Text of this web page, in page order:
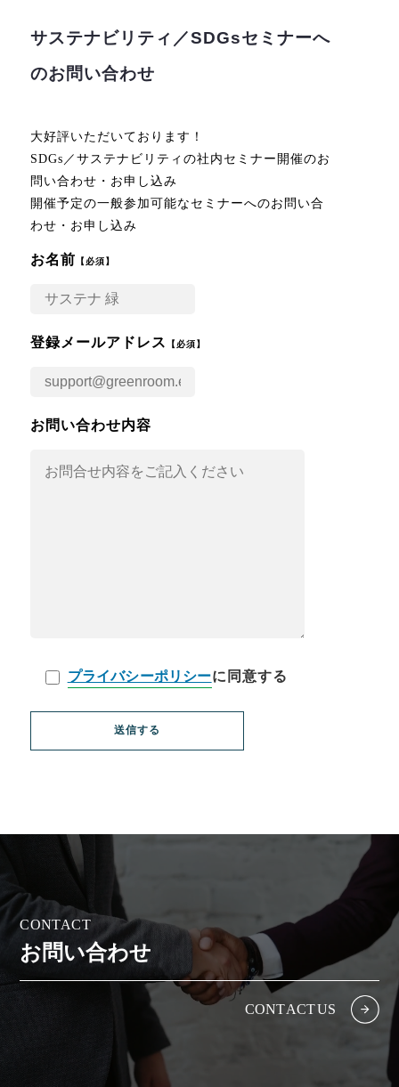
サステナビリティ／SDGsセミナーへ
のお問い合わせ
大好評いただいております！
SDGs／サステナビリティの社内セミナー開催のお
問い合わせ・お申し込み
開催予定の一般参加可能なセミナーへのお問い合
わせ・お申し込み
お名前 【必須】
登録メールアドレス 【必須】
お問い合わせ内容
プライバシーポリシーに同意する
送信する
CONTACT
お問い合わせ
CONTACTUS